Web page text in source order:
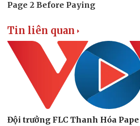
Tin liên quan
Đội trưởng FLC Thanh Hóa Pape